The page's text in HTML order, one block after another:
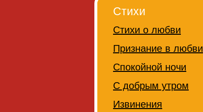
Стихи
Стихи о любви
Признание в любви
Спокойной ночи
С добрым утром
Извинения